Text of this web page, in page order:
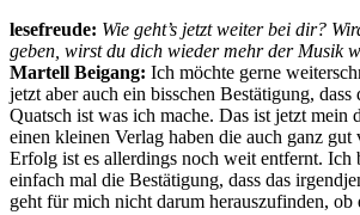
lesefreude: Wie geht’s jetzt weiter bei dir?
geben, wirst du dich wieder mehr der Musik
Martell Beigang: Ich möchte gerne
jetzt aber auch ein bisschen Bestätigung, dass
Quatsch ist was ich mache. Das ist jetzt mein
einen kleinen Verlag haben die auch ganz
Erfolg ist es allerdings noch weit entfernt. Ich
einfach mal die Bestätigung, dass das
geht für mich nicht darum herauszufinden, ob